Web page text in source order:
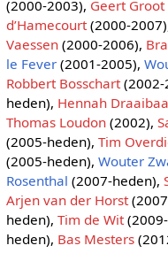
(2000-2003), Geert
d’Hamecourt(2000-
Vaessen(2000-2006),
le Fever(2001-2005),
Robbert Bosschart(2002-
heden), Hennah
Thomas Loudon(2002),
(2005-heden), Tim
(2005-heden), Wouter
Rosenthal (2007-heden),
Arjen van der Horst
heden), Tim de Wit
heden), Bas Mesters